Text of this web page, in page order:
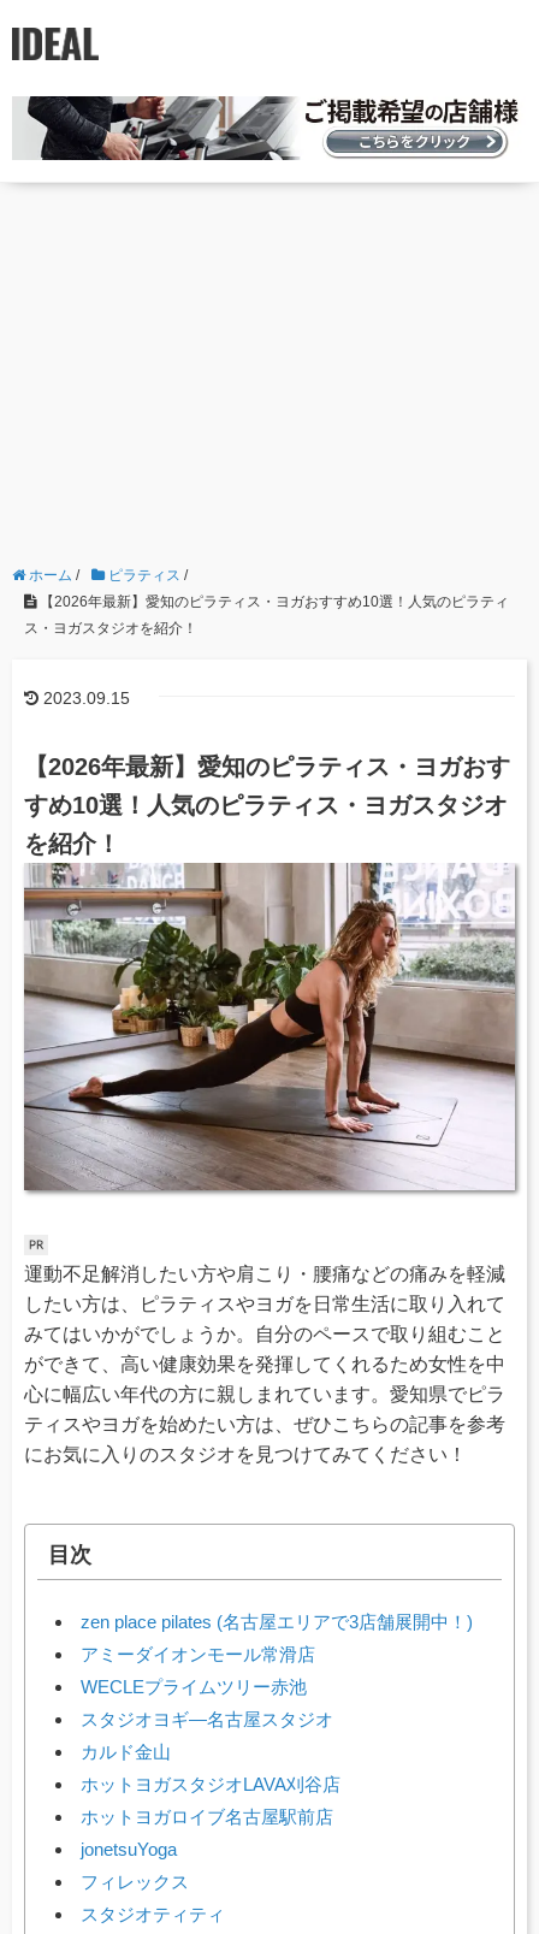
ホーム / ピラティス /
【2026年最新】愛知のピラティス・ヨガおすすめ10選！人気のピラティ
ス・ヨガスタジオを紹介！
2023.09.15
【2026年最新】愛知のピラティス・ヨガおす
すめ10選！人気のピラティス・ヨガスタジオ
を紹介！
運動不足解消したい方や肩こり・腰痛などの痛みを軽減
したい方は、ピラティスやヨガを日常生活に取り入れて
みてはいかがでしょうか。自分のペースで取り組むこと
ができて、高い健康効果を発揮してくれるため女性を中
心に幅広い年代の方に親しまれています。愛知県でピラ
ティスやヨガを始めたい方は、ぜひこちらの記事を参考
にお気に入りのスタジオを見つけてみてください！
目次
zen place pilates (名古屋エリアで3店舗展開中！)
アミーダイオンモール常滑店
WECLEプライムツリー赤池
スタジオヨギ―名古屋スタジオ
カルド金山
ホットヨガスタジオLAVA刈谷店
ホットヨガロイブ名古屋駅前店
jonetsuYoga
フィレックス
スタジオティティ